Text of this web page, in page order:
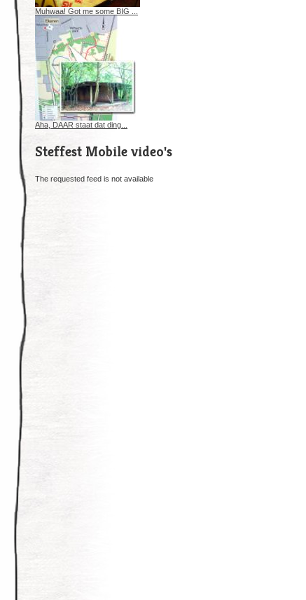
Muhwaa! Got me some BIG ...
Aha, DAAR staat dat ding...
Steffest Mobile video's
The requested feed is not available